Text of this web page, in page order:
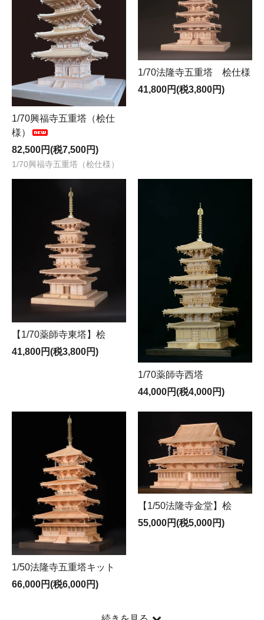
1/70興福寺五重塔（桧仕
様）
82,500円(税7,500円)
1/70興福寺五重塔（桧仕様）
1/70法隆寺五重塔 桧仕様
41,800円(税3,800円)
【1/70薬師寺東塔】桧
41,800円(税3,800円)
1/70薬師寺西塔
44,000円(税4,000円)
1/50法隆寺五重塔キット
66,000円(税6,000円)
【1/50法隆寺金堂】桧
55,000円(税5,000円)